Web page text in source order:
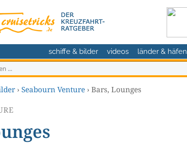
schiffe & bilder videos länder & häfen
› Seabourn Venture › Bars, Lounges